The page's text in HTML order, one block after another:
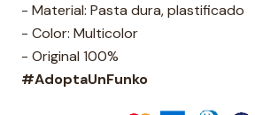
- Material: Pasta dura, plastificado
- Color: Multicolor
- Original 100%
#AdoptaUnFunko